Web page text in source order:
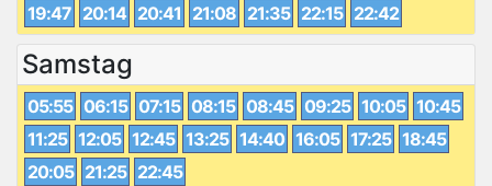
19:47 20:14 20:41 21:08 21:35 22:15 22:42
Samstag
05:55 06:15 07:15 08:15 08:45 09:25 10:05 10:45
11:25 12:05 12:45 13:25 14:40 16:05 17:25 18:45
20:05 21:25 22:45